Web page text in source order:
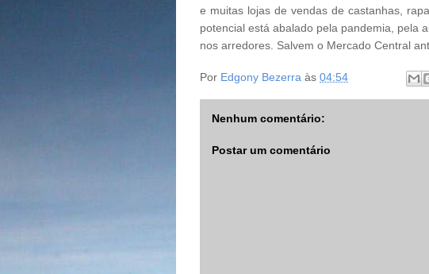
e muitas lojas de vendas de castanhas,
potencial está abalado pela pandemia, pela
nos arredores. Salvem o Mercado Central
Por Edgony Bezerra às 04:54
Nenhum comentário:
Postar um comentário